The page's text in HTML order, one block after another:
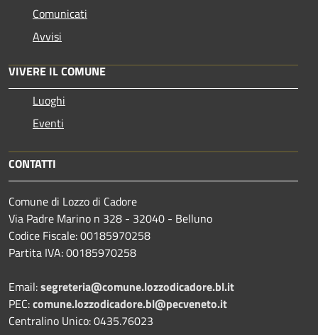
Comunicati
Avvisi
VIVERE IL COMUNE
Luoghi
Eventi
CONTATTI
Comune di Lozzo di Cadore
Via Padre Marino n 328 - 32040 - Belluno
Codice Fiscale: 00185970258
Partita IVA: 00185970258
Email:segreteria@comune.lozzodicadore.bl.it
PEC:comune.lozzodicadore.bl@pecveneto.it
Centralino Unico: 0435.76023